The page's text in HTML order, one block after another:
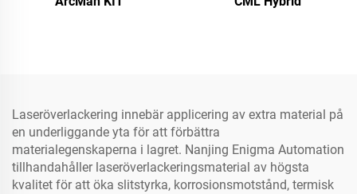
Laseröverlackering innebär applicering av extra material på
en underliggande yta för att förbättra
materialegenskaperna i lagret. Nanjing Enigma Automation
tillhandahåller laseröverlackeringsmaterial av högsta
kvalitet för att öka slitstyrka, korrosionsmotstånd, termisk